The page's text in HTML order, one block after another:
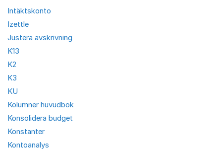
Intäktskonto
Izettle
Justera avskrivning
K13
K2
K3
KU
Kolumner huvudbok
Konsolidera budget
Konstanter
Kontoanalys